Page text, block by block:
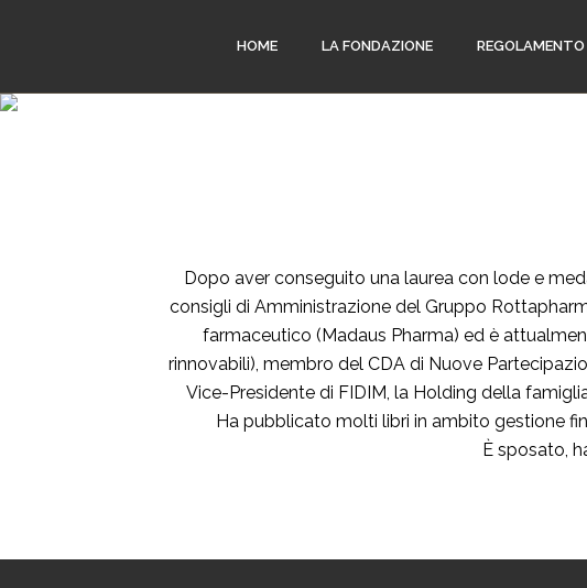
HOME LA FONDAZIONE REGOLAMENTO
Dopo aver conseguito una laurea con lode e
consigli di Amministrazione del Gruppo
farmaceutico (Madaus Pharma) ed è
rinnovabili), membro del CDA di Nuove
Vice-Presidente di FIDIM, la Holding della
Ha pubblicato molti libri in ambito gestione
È sposato,